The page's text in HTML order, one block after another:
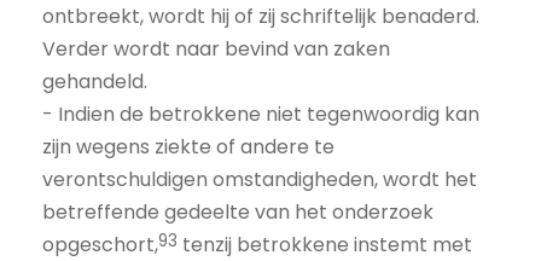
ontbreekt, wordt hij of zij schriftelijk benaderd.
Verder wordt naar bevind van zaken
gehandeld.
- Indien de betrokkene niet tegenwoordig kan
zijn wegens ziekte of andere te
verontschuldigen omstandigheden, wordt het
betreffende gedeelte van het onderzoek
opgeschort,93 tenzij betrokkene instemt met